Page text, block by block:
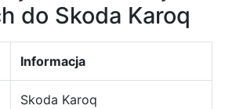
do Skoda Karoq
Informacja
Skoda Karoq